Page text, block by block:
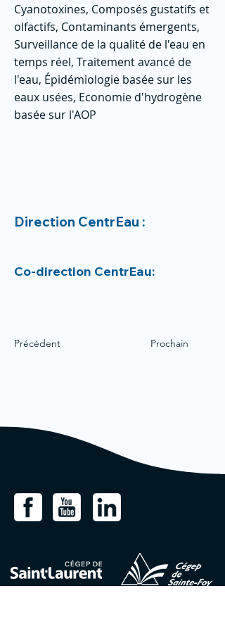
Cyanotoxines, Composés gustatifs et
olfactifs, Contaminants émergents,
Surveillance de la qualité de l'eau en
temps réel, Traitement avancé de
l'eau, Épidémiologie basée sur les
eaux usées, Economie d'hydrogène
basée sur l'AOP
Direction CentrEau :
Co-direction CentrEau:
Précédent Prochain